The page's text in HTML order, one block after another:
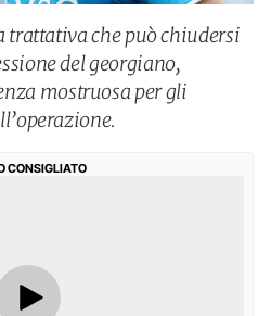
trattativa che può chiudersi
del georgiano,
mostruosa per gli
CONSIGLIATO